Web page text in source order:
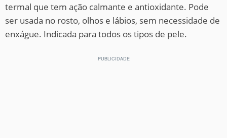
termal que tem ação calmante e antioxidante. Pode
ser usada no rosto, olhos e lábios, sem necessidade de
enxágue. Indicada para todos os tipos de pele.